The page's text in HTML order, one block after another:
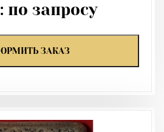
по запросу
ЗАКАЗ